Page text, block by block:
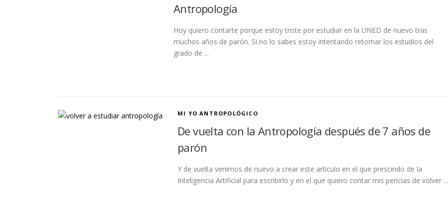
Antropología
Hoy quiero contarte porque estoy triste por estudiar en la UNED de nuevo tras
muchos años de parón. Si no lo sabes estoy intentando retomar los estudios del
grado de ...
MI YO ANTROPOLÓGICO
De vuelta con la Antropología después de 7 años de
parón
Y de vuelta venimos de nuevo a crear este artículo en el que prescindo de la
Inteligencia Artificial para escribirlo y en el que quiero contar mis pericias de volver ...